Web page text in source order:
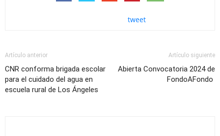
tweet
Artículo anterior
CNR conforma brigada escolar
para el cuidado del agua en
escuela rural de Los Ángeles
Artículo siguiente
Abierta Convocatoria 2024 de
FondoAFondo